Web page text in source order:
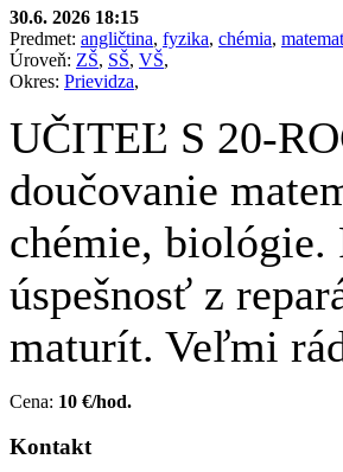
30.6. 2026 18:15
Predmet: angličtina, fyzika, chémia,
Úroveň: ZŠ, SŠ, VŠ,
Okres: Prievidza,
UČITEĽ S 20-
doučovanie
chémie,
úspešnosť z
maturít. Veľmi
Cena: 10 €/hod.
Kontakt